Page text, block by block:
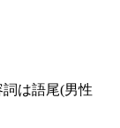
は語尾(男性